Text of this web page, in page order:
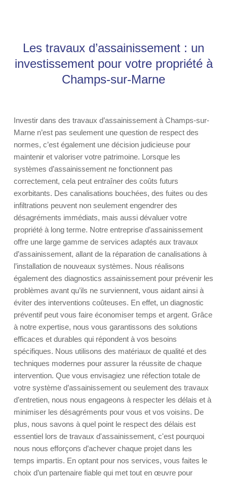
Les travaux d’assainissement : un
investissement pour votre propriété à
Champs-sur-Marne
Investir dans des travaux d’assainissement à Champs-sur-
Marne n’est pas seulement une question de respect des
normes, c’est également une décision judicieuse pour
maintenir et valoriser votre patrimoine. Lorsque les
systèmes d’assainissement ne fonctionnent pas
correctement, cela peut entraîner des coûts futurs
exorbitants. Des canalisations bouchées, des fuites ou des
infiltrations peuvent non seulement engendrer des
désagréments immédiats, mais aussi dévaluer votre
propriété à long terme. Notre entreprise d’assainissement
offre une large gamme de services adaptés aux travaux
d’assainissement, allant de la réparation de canalisations à
l’installation de nouveaux systèmes. Nous réalisons
également des diagnostics assainissement pour prévenir les
problèmes avant qu’ils ne surviennent, vous aidant ainsi à
éviter des interventions coûteuses. En effet, un diagnostic
préventif peut vous faire économiser temps et argent. Grâce
à notre expertise, nous vous garantissons des solutions
efficaces et durables qui répondent à vos besoins
spécifiques. Nous utilisons des matériaux de qualité et des
techniques modernes pour assurer la réussite de chaque
intervention. Que vous envisagiez une réfection totale de
votre système d’assainissement ou seulement des travaux
d’entretien, nous nous engageons à respecter les délais et à
minimiser les désagréments pour vous et vos voisins. De
plus, nous savons à quel point le respect des délais est
essentiel lors de travaux d'assainissement, c'est pourquoi
nous nous efforçons d’achever chaque projet dans les
temps impartis. En optant pour nos services, vous faites le
choix d’un partenaire fiable qui met tout en œuvre pour